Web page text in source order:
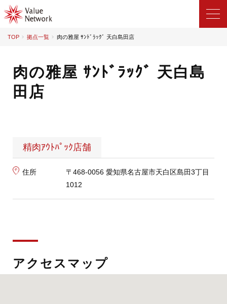
TOP 拠点一覧 肉の雅屋 ｻﾝﾄﾞﾗｯｸﾞ 天白島田店
肉の雅屋 ｻﾝﾄﾞﾗｯｸﾞ 天白島
田店
精肉ｱｳﾄﾊﾟｯｸ店舗
住所
〒468-0056 愛知県名古屋市天白区島田3丁目
1012
アクセスマップ